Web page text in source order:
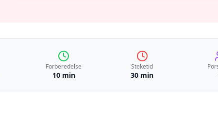
Forberedelse
10 min
Steketid
30 min